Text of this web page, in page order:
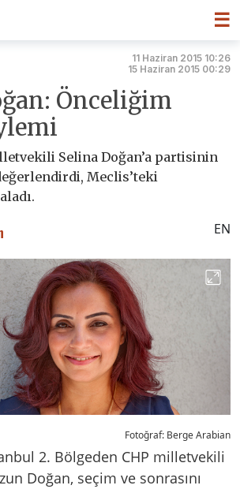
☰
11 Haziran 2015 10:26
15 Haziran 2015 00:29
Önceliğim
Selina Doğan’a partisinin
Meclis’teki
EN
Fotoğraf: Berge Arabian
2. Bölgeden CHP milletvekili
Doğan, seçim ve sonrasını